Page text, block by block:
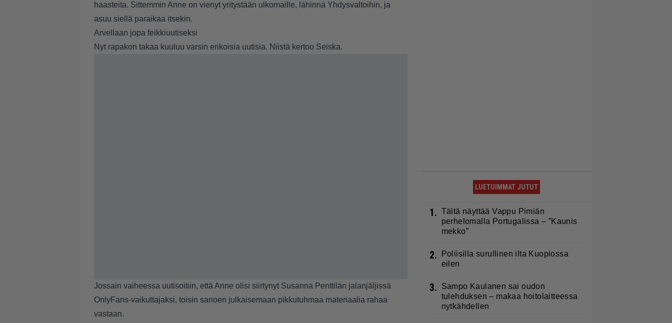
haasteita. Sittemmin Anne on vienyt yritystään ulkomaille, lähinnä Yhdysvaltoihin, ja
asuu siellä paraikaa itsekin.
Arvellaan jopa feikkiuutiseksi
Nyt rapakon takaa kuuluu varsin erikoisia uutisia. Niistä kertoo Seiska.
Jossain vaiheessa uutisoitiin, että Anne olisi siirtynyt Susanna Penttilän jalanjäljissä
OnlyFans-vaikuttajaksi, toisin sanoen julkaisemaan pikkutuhmaa materiaalia rahaa
vastaan.
LUETUIMMAT JUTUT
1. Tältä näyttää Vappu Pimiän
perhelomalla Portugalissa – ”Kaunis
mekko”
2.
Poliisilla surullinen ilta Kuopiossa
eilen
3.
Sampo Kaulanen sai oudon
tulehduksen – makaa hoitolaitteessa
nytkähdellen